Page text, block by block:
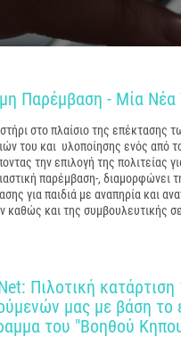
Παρέμβαση - Μία Νέα
στο πλαίσιο της επέκτασης
του και υλοποίησης ενός από
την επιλογή της πολιτείας
παρέμβαση-, διαμορφώνει
για παιδιά με αναπηρία και
καθώς και της συμβουλευτικής
Πιλοτική κατάρτιση
μας με βάση το
του "Βοηθού